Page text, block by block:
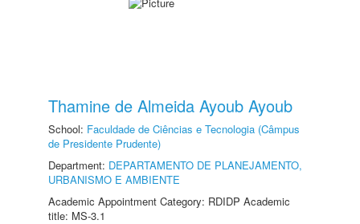
Thamine de Almeida Ayoub Ayoub
School: Faculdade de Ciências e Tecnologia (Câmpus
de Presidente Prudente)
Department: DEPARTAMENTO DE PLANEJAMENTO,
URBANISMO E AMBIENTE
Academic Appointment Category: RDIDP Academic
title: MS-3.1